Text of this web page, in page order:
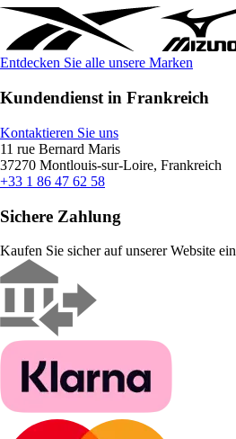
Entdecken Sie alle unsere Marken
Kundendienst in Frankreich
Kontaktieren Sie uns
11 rue Bernard Maris
37270 Montlouis-sur-Loire, Frankreich
+33 1 86 47 62 58
Sichere Zahlung
Kaufen Sie sicher auf unserer Website ein